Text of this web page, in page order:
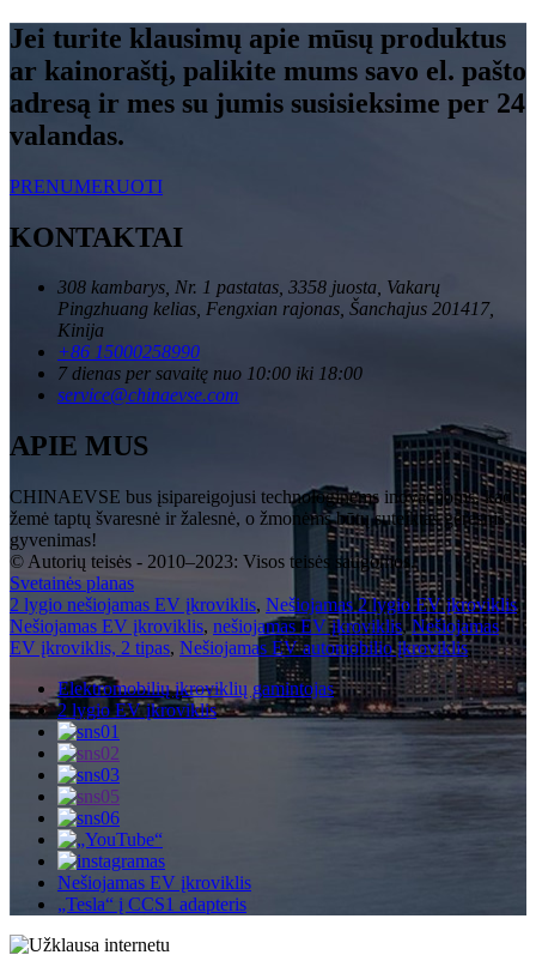
Jei turite klausimų apie mūsų produktus
ar kainoraštį, palikite mums savo el. pašto
adresą ir mes su jumis susisieksime per 24
valandas.
PRENUMERUOTI
KONTAKTAI
308 kambarys, Nr. 1 pastatas, 3358 juosta, Vakarų
Pingzhuang kelias, Fengxian rajonas, Šanchajus 201417,
Kinija
+86 15000258990
7 dienas per savaitę nuo 10:00 iki 18:00
service@chinaevse.com
APIE MUS
CHINAEVSE bus įsipareigojusi technologinėms inovacijoms, kad
žemė taptų švaresnė ir žalesnė, o žmonėms būtų suteiktas geresnis
gyvenimas!
© Autorių teisės - 2010–2023: Visos teisės saugomos.
Svetainės planas
2 lygio nešiojamas EV įkroviklis, Nešiojamas 2 lygio EV įkroviklis,
Nešiojamas EV įkroviklis, nešiojamas EV įkroviklis,Nešiojamas
EV įkroviklis, 2 tipas, Nešiojamas EV automobilio įkroviklis,
Elektromobilių įkroviklių gamintojas
2 lygio EV įkroviklis
Nešiojamas EV įkroviklis
„Tesla“ į CCS1 adapteris